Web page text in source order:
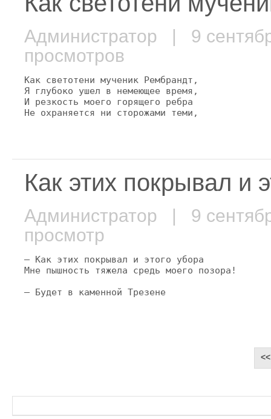
Администратор | 9
просмотров
Как светотени мученик Рембрандт,
Я глубоко ушел в немеющее время,
И резкость моего горящего ребра
Не охраняется ни сторожами теми,
Как этих покрывал и
Администратор | 9
просмотр
— Как этих покрывал и этого убора
Мне пышность тяжела средь моего позора!
— Будет в каменной Трезене
<<